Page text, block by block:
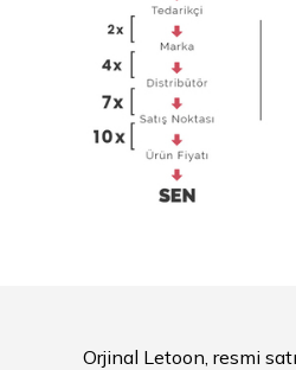
Orjinal Letoon, resmi